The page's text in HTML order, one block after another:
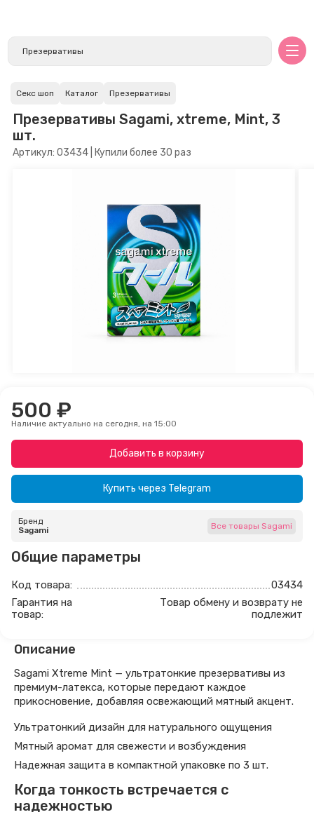
Секс шоп Каталог Презервативы
Презервативы Sagami, xtreme, Mint, 3
шт.
Артикул: 03434 | Купили более 30 раз
500 ₽
Наличие актуально на сегодня, на 15:00
Добавить в корзину
Купить через Telegram
Бренд
Sagami
Все товары Sagami
Общие параметры
Код товара:
03434
Гарантия на
товар:
Товар обмену и возврату не
подлежит
Описание
Sagami Xtreme Mint — ультратонкие презервативы из
премиум-латекса, которые передают каждое
прикосновение, добавляя освежающий мятный акцент.
Ультратонкий дизайн для натурального ощущения
Мятный аромат для свежести и возбуждения
Надежная защита в компактной упаковке по 3 шт.
Когда тонкость встречается с
надежностью